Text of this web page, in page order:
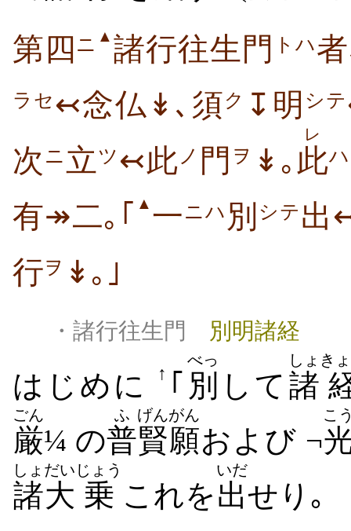
第四 ニ ▲ 諸行往生門 トハ
ラセ ↢念仏↡､須ク ↧明 シテ
次 ニ 立ツ ↢此 ノ 門 ヲ ↡｡ 此
レ
ハ
有↠二｡｢
▲ 一 ニハ 別 シテ 出
行ヲ ↡｡｣
・諸行往生門 別明諸経
はじめに ↑ ｢ 別
べっ
して 諸
しょ き
厳
ごん
¼ の普
ふ
賢
げん
願
がん
および ¬
こ
諸
しょ
大
だい
乗
じょう
これを出
いだ
せり｡